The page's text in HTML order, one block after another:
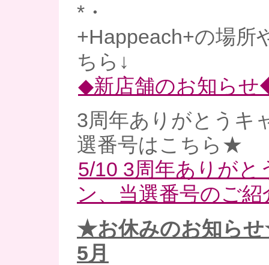
*・
+Happeach+の場所
ちら↓
◆新店舗のお知ら
3周年ありがとうキ
選番号はこちら★
5/10 3周年ありがと
ン、当選番号のご
★お休みのお知ら
5月